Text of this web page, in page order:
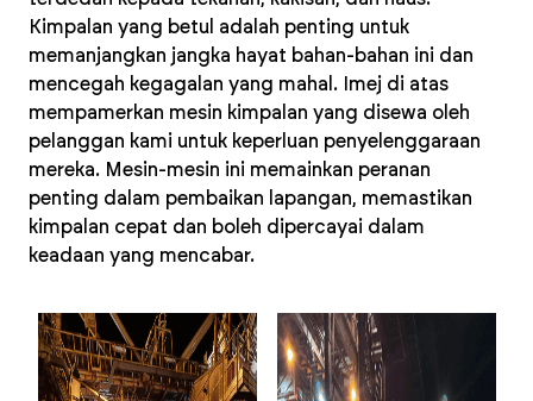
Kimpalan yang betul adalah penting untuk
memanjangkan jangka hayat bahan-bahan ini dan
mencegah kegagalan yang mahal. Imej di atas
mempamerkan mesin kimpalan yang disewa oleh
pelanggan kami untuk keperluan penyelenggaraan
mereka. Mesin-mesin ini memainkan peranan
penting dalam pembaikan lapangan, memastikan
kimpalan cepat dan boleh dipercayai dalam
keadaan yang mencabar.